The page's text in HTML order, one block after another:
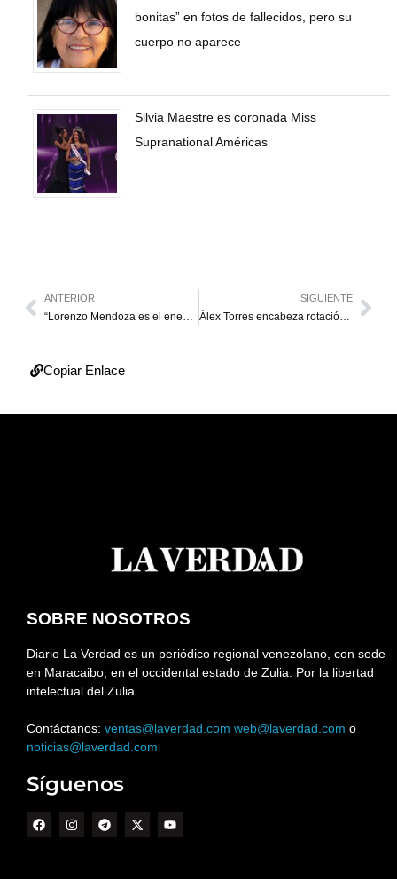
bonitas” en fotos de fallecidos, pero su
cuerpo no aparece
Silvia Maestre es coronada Miss
Supranational Américas
ANTERIOR
“Lorenzo Mendoza es el enemigo del pueblo”
SIGUIENTE
Álex Torres encabeza rotación de Águilas esta semana
Copiar Enlace
SOBRE NOSOTROS
Diario La Verdad es un periódico regional venezolano, con sede
en Maracaibo, en el occidental estado de Zulia. Por la libertad
intelectual del Zulia
Contáctanos: ventas@laverdad.com web@laverdad.com o
noticias@laverdad.com
Síguenos